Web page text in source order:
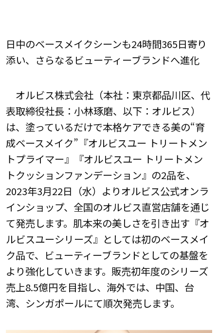
日中のベースメイクシーンも24時間365日寄り
添い、さらなるビューティーブランドへ進化
オルビス株式会社（本社：東京都品川区、代
表取締役社長：小林琢磨、以下：オルビス）
は、塗っているだけで本格ケアできる美の“育
成ベースメイク”『オルビスユー トリートメン
トプライマー』『オルビスユー トリートメン
トクッションファンデーション』の2品を、
2023年3月22日（水）よりオルビス公式オンラ
インショップ、全国のオルビス直営店舗を通じ
て発売します。肌本来の美しさを引き出す『オ
ルビスユーシリーズ』としては初のベースメイ
ク品で、ビューティーブランドとしての基盤を
より強化していきます。販売初年度のシリーズ
売上8.5億円を目指し、海外では、中国、台
湾、シンガポールにて順次発売します。